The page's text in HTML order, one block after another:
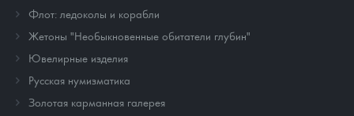
Флот: ледоколы и корабли
Жетоны "Необыкновенные обитатели глубин"
Ювелирные изделия
Русская нумизматика
Золотая карманная галерея